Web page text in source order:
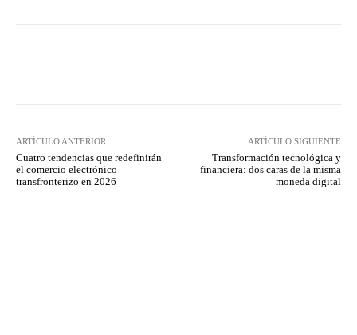
ARTÍCULO ANTERIOR
Cuatro tendencias que redefinirán
el comercio electrónico
transfronterizo en 2026
ARTÍCULO SIGUIENTE
Transformación tecnológica y
financiera: dos caras de la misma
moneda digital